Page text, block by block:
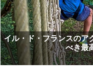
イル・ド・フランスのア
べき最